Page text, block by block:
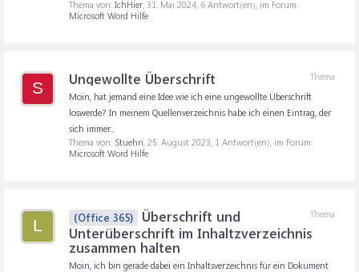
Thema von: IchHier 31. Mai 2024 , 6 Antwort(en), im Forum:
Microsoft Word Hilfe
S
Thema
Ungewollte Überschrift
Moin, hat jemand eine Idee wie ich eine ungewollte Überschrift
loswerde? In meinem Quellenverzeichnis habe ich einen Eintrag, der
sich immer...
Thema von: Stuehri 25. August 2023 , 1 Antwort(en), im Forum:
Microsoft Word Hilfe
L
Thema
(Office 365)
Überschrift und
Unterüberschrift im Inhaltzverzeichnis
zusammen halten
Moin, ich bin gerade dabei ein Inhaltsverzeichnis für ein Dokument